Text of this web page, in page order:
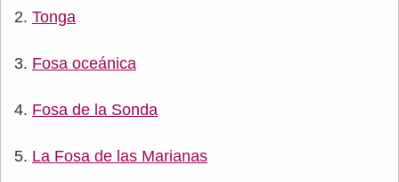
Tonga
Fosa oceánica
Fosa de la Sonda
La Fosa de las Marianas